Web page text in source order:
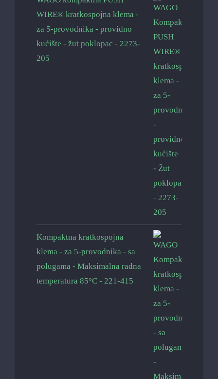
WIRE® kratkospojna klema -
za 5-provodnika - providno
kućište - žut poklopac - 2273-
205
Kompaktna kratkospojna
klema - za 5-provodnika - sa
polugama - Maksimalna radna
temperatura 85°C - 221-415